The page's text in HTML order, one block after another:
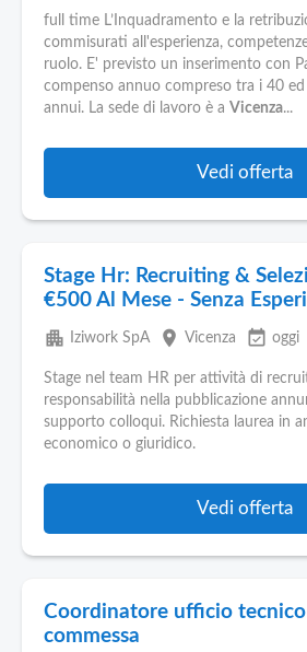
full time L’Inquadramento e la
commisurati all'esperienza,
ruolo. E' previsto un inserimento con
compenso annuo compreso tra i 40
annui. La sede di lavoro è a Vicenza...
Vedi offerta
Stage Hr: Recruiting &
€500 Al Mese - Senza
apartment Iziwork SpA place Vicenza event_available oggi
Stage nel team HR per attività di
responsabilità nella pubblicazione
supporto colloqui. Richiesta laurea in
economico o giuridico.
Vedi offerta
Coordinatore ufficio
commessa